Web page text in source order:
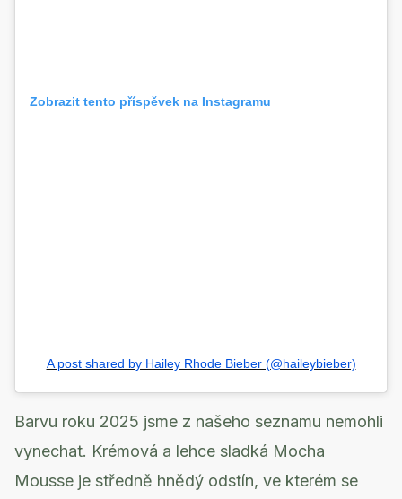
Zobrazit tento příspěvek na Instagramu
A post shared by Hailey Rhode Bieber (@haileybieber)
Barvu roku 2025 jsme z našeho seznamu nemohli
vynechat. Krémová a lehce sladká Mocha
Mousse je středně hnědý odstín, ve kterém se